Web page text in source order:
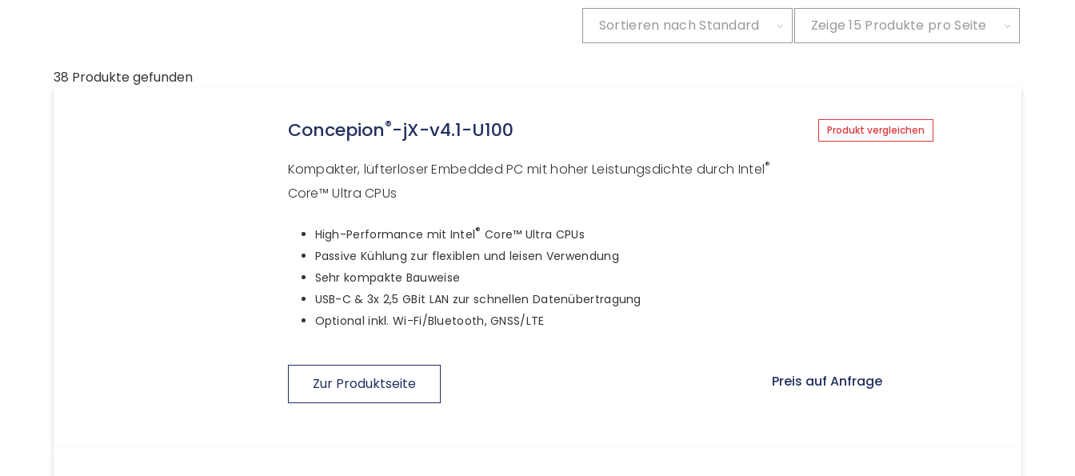
Sortieren nachStandard Zeige15 Produkte pro Seite
38 Produkte gefunden
Concepion®-jX-v4.1-U100
Kompakter, lüfterloser Embedded PC mit hoher Leistungsdichte durch Intel®
Core™ Ultra CPUs
High-Performance mit Intel® Core™ Ultra CPUs
Passive Kühlung zur flexiblen und leisen Verwendung
Sehr kompakte Bauweise
USB-C & 3x 2,5 GBit LAN zur schnellen Datenübertragung
Optional inkl. Wi-Fi/Bluetooth, GNSS/LTE
Zur Produktseite
Produkt vergleichen
Preis auf Anfrage